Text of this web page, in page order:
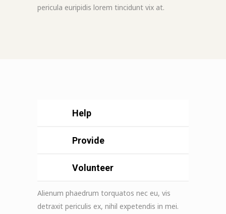
pericula euripidis lorem tincidunt vix at.
Help
Provide
Volunteer
Alienum phaedrum torquatos nec eu, vis
detraxit periculis ex, nihil expetendis in mei.